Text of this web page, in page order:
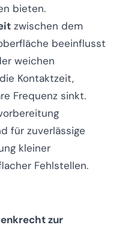
bieten.
zwischen dem
beeinflusst
weichen
Kontaktzeit,
Frequenz sinkt.
für zuverlässige
kleiner
Fehlstellen.
zur